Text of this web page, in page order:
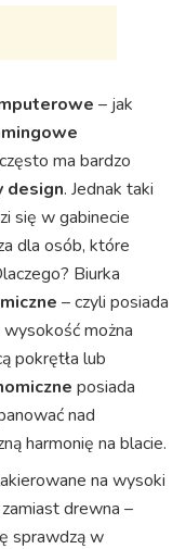
– jak
ma bardzo
design. Jednak taki
się w gabinecie
dla osób, które
Biurka
– czyli posiada
można
pokrętła lub
posiada
nad
harmonię na blacie.
na wysoki
drewna –
sprawdzą w